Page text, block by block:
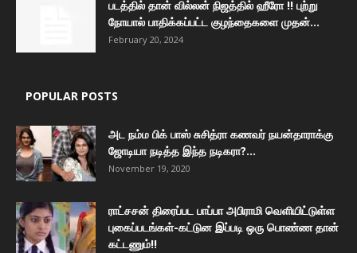
படத்தில் தான் வில்லன் நிஜத்தில் ஹீரோ !! புற்று
நோயால் பாதிக்கப்பட்ட குழந்தைகளை முதன்...
February 20, 2024
POPULAR POSTS
அட நம்ம பிக் பாஸ் சுசித்ரா கணவர் நயன்தாராக்கு
ஜோடியா நடித்த இந்த நடிகரா?...
November 19, 2020
ராட்சசன் திரைப்பட பாப்பா அபிராமி வெளியிட்டுள்ள
புகைப்படங்கள்-கட்டுன இப்படி ஒரு பொண்ண தான்
கட்டணும்!!